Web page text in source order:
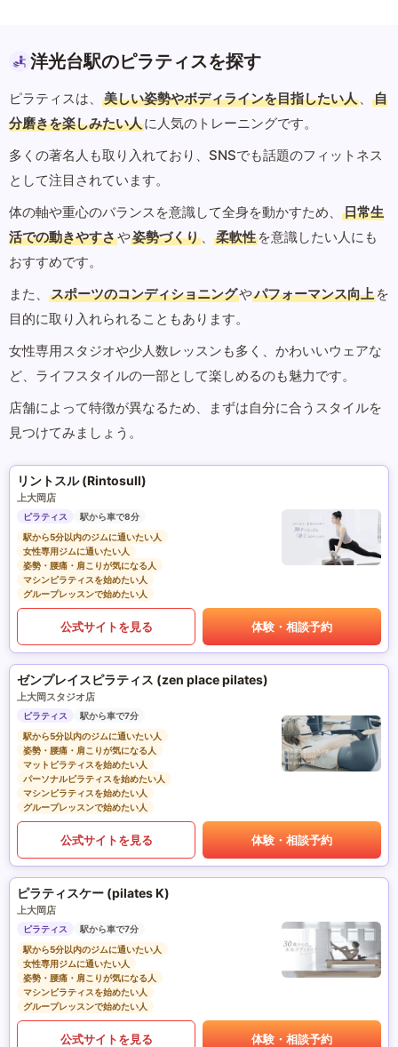
洋光台駅のピラティスを探す
ピラティスは、 美しい姿勢やボディラインを目指したい人 、
自
分磨きを楽しみたい人に人気のトレーニングです。
多くの著名人も取り入れており、SNSでも話題のフィットネス
として注目されています。
体の軸や重心のバランスを意識して全身を動かすため、
日常生
活での動きやすさや姿勢づくり 、 柔軟性 を意識したい人にも
おすすめです。
また、
スポーツのコンディショニングやパフォーマンス向上 を
目的に取り入れられることもあります。
女性専用スタジオや少人数レッスンも多く、かわいいウェアな
ど、ライフスタイルの一部として楽しめるのも魅力です。
店舗によって特徴が異なるため、まずは自分に合うスタイルを
見つけてみましょう。
リントスル (Rintosull)
上大岡店
ピラティス
駅から車で8分
駅から5分以内のジムに通いたい人
女性専用ジムに通いたい人
姿勢・腰痛・肩こりが気になる人
マシンピラティスを始めたい人
グループレッスンで始めたい人
公式サイトを見る 体験・相談予約
ゼンプレイスピラティス (zen place pilates)
上大岡スタジオ店
ピラティス
駅から車で7分
駅から5分以内のジムに通いたい人
姿勢・腰痛・肩こりが気になる人
マットピラティスを始めたい人
パーソナルピラティスを始めたい人
マシンピラティスを始めたい人
グループレッスンで始めたい人
公式サイトを見る 体験・相談予約
ピラティスケー (pilates K)
上大岡店
ピラティス
駅から車で7分
駅から5分以内のジムに通いたい人
女性専用ジムに通いたい人
姿勢・腰痛・肩こりが気になる人
マシンピラティスを始めたい人
グループレッスンで始めたい人
公式サイトを見る 体験・相談予約